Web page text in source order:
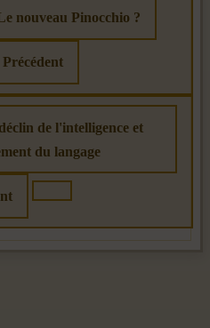
nouveau Pinocchio ?
Précédent
de l'intelligence et
du langage